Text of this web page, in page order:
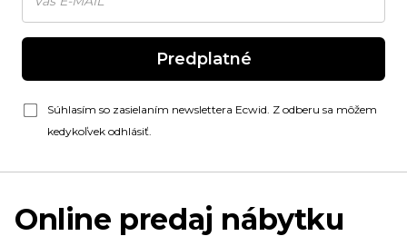
Predplatné
Súhlasím so zasielaním newslettera Ecwid. Z odberu sa môžem
kedykoľvek odhlásiť.
Online predaj nábytku